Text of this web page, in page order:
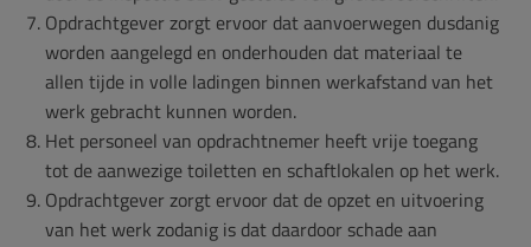
Opdrachtgever zorgt ervoor dat aanvoerwegen dusdanig
worden aangelegd en onderhouden dat materiaal te
allen tijde in volle ladingen binnen werkafstand van het
werk gebracht kunnen worden.
Het personeel van opdrachtnemer heeft vrije toegang
tot de aanwezige toiletten en schaftlokalen op het werk.
Opdrachtgever zorgt ervoor dat de opzet en uitvoering
van het werk zodanig is dat daardoor schade aan